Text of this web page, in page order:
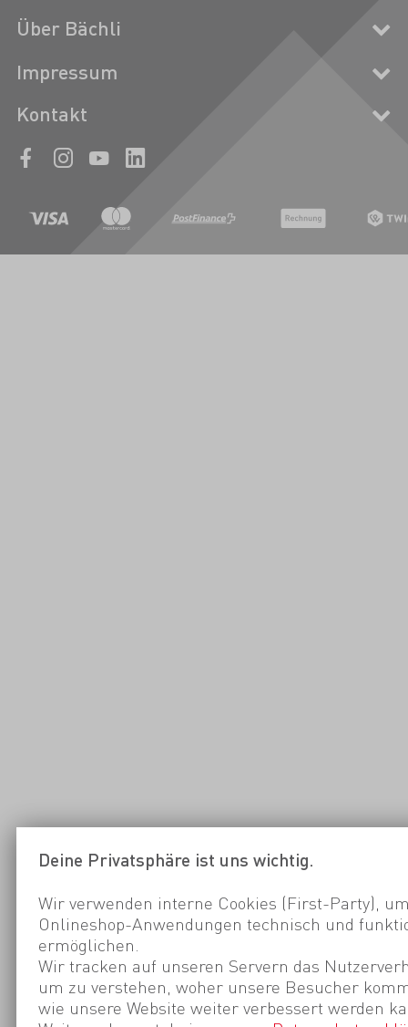
Über Bächli
Impressum
Kontakt
Deine Privatsphäre ist uns wichtig.
Wir verwenden interne Cookies (First-Party),
Onlineshop-Anwendungen technisch und
ermöglichen.
Wir tracken auf unseren Servern das
um zu verstehen, woher unsere Besucher
wie unsere Website weiter verbessert werden